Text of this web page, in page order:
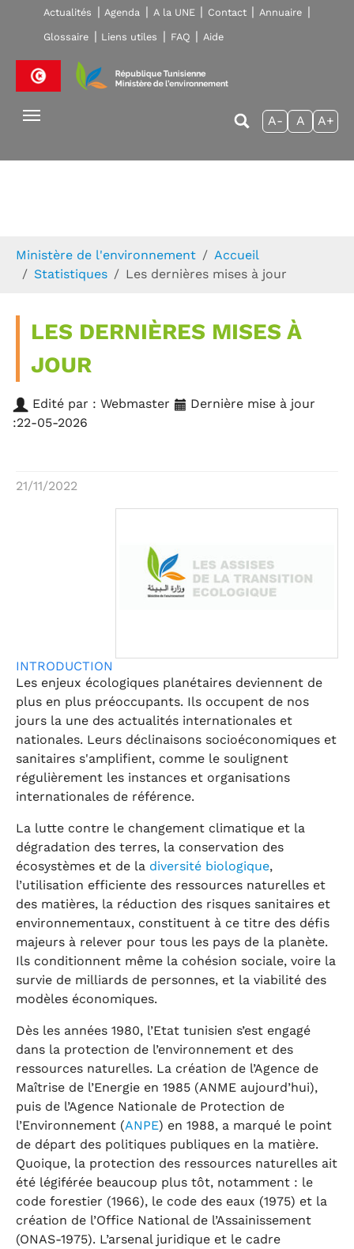
Skip to main navigation
Aller au contenu principal
Skip to page footer
Actualités Agenda A la UNE Contact Annuaire
Glossaire Liens utiles FAQ Aide
A- A A+
Ministère de l'environnement
Accueil
Statistiques
Les dernières mises à jour
LES DERNIÈRES MISES À
JOUR
Edité par : Webmaster
Dernière mise à jour
:22-05-2026
21/11/2022
INTRODUCTION
Les enjeux écologiques planétaires deviennent de
plus en plus préoccupants. Ils occupent de nos
jours la une des actualités internationales et
nationales. Leurs déclinaisons socioéconomiques et
sanitaires s'amplifient, comme le soulignent
régulièrement les instances et organisations
internationales de référence.
La lutte contre le changement climatique et la
dégradation des terres, la conservation des
écosystèmes et de la diversité biologique,
l’utilisation efficiente des ressources naturelles et
des matières, la réduction des risques sanitaires et
environnementaux, constituent à ce titre des défis
majeurs à relever pour tous les pays de la planète.
Ils conditionnent même la cohésion sociale, voire la
survie de milliards de personnes, et la viabilité des
modèles économiques.
Dès les années 1980, l’Etat tunisien s’est engagé
dans la protection de l’environnement et des
ressources naturelles. La création de l’Agence de
Maîtrise de l’Energie en 1985 (ANME aujourd’hui),
puis de l’Agence Nationale de Protection de
l’Environnement (ANPE) en 1988, a marqué le point
de départ des politiques publiques en la matière.
Quoique, la protection des ressources naturelles ait
été légiférée beaucoup plus tôt, notamment : le
code forestier (1966), le code des eaux (1975) et la
création de l’Office National de l’Assainissement
(ONAS-1975). L’arsenal juridique et le cadre